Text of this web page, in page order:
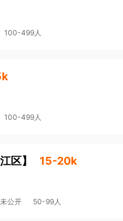
100-499人
100-499人
区】 15-20k
公开 50-99人